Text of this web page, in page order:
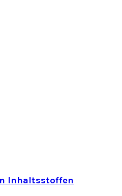
Inhaltsstoffen